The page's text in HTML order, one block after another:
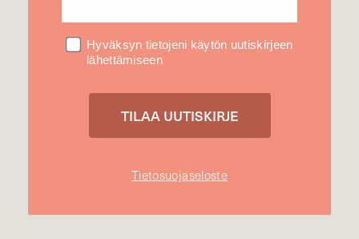
Hyväksyn tietojeni käytön uutiskirjeen
lähettämiseen
Tietosuojaseloste